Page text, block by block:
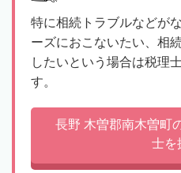
特に相続トラブルなどが
ーズにおこないたい、相
したいという場合は税理
す。
長野 木曽郡南木曽町
士を